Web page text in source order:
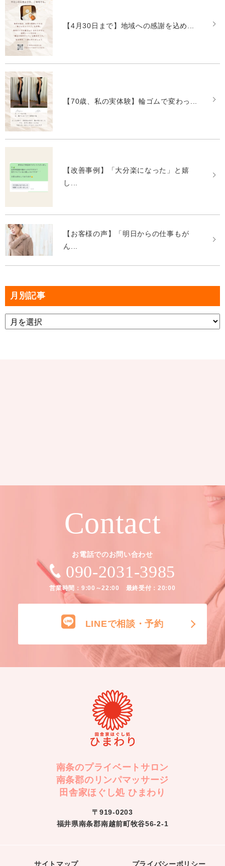
【4月30日まで】地域への感謝を込め...
【70歳、私の実体験】輪ゴムで変わっ...
【改善事例】「大分楽になった」と嬉
し...
【お客様の声】「明日からの仕事もが
ん...
月別記事
Contact
お電話でのお問い合わせ
090-2031-3985
営業時間：9:00～22:00 最終受付：20:00
LINEで相談・予約
南条のプライベートサロン
南条郡のリンパマッサージ
田舎家ほぐし処 ひまわり
〒919-0203
福井県南条郡南越前町牧谷56-2-1
サイトマップ プライバシーポリシー